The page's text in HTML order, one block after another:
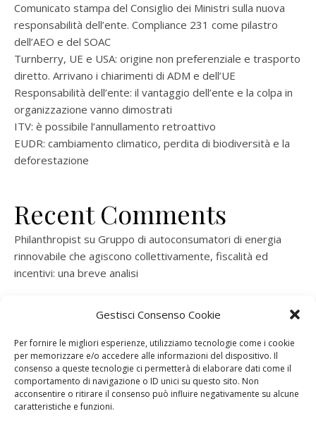
Gestisci Consenso Cookie
Per fornire le migliori esperienze, utilizziamo tecnologie come i cookie
per memorizzare e/o accedere alle informazioni del dispositivo. Il
consenso a queste tecnologie ci permetterà di elaborare dati come il
comportamento di navigazione o ID unici su questo sito. Non
acconsentire o ritirare il consenso può influire negativamente su alcune
caratteristiche e funzioni.
Comunicato stampa del Consiglio dei Ministri sulla nuova
responsabilità dell’ente. Compliance 231 come pilastro
dell’AEO e del SOAC
Turnberry, UE e USA: origine non preferenziale e trasporto
diretto. Arrivano i chiarimenti di ADM e dell’UE
Responsabilità dell’ente: il vantaggio dell’ente e la colpa in
organizzazione vanno dimostrati
ITV: è possibile l’annullamento retroattivo
EUDR: cambiamento climatico, perdita di biodiversità e la
deforestazione
Recent Comments
Philanthropist su Gruppo di autoconsumatori di energia
rinnovabile che agiscono collettivamente, fiscalità ed
incentivi: una breve analisi
rinnovabile che agiscono collettivamente, fiscalità ed
ramatogelsuGruppo di autoconsumatori di energia
rinnovabile che agiscono collettivamente, fiscalità ed
incentivi: una breve analisi